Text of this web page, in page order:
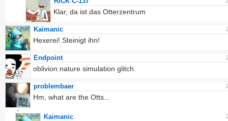
Klar, da ist das Otterzentrum
Kaimanic
Hexerei! Steinigt ihn!
Endpoint
oblivion nature simulation glitch.
problembaer
Hm, what are the Otts...
Kaimanic